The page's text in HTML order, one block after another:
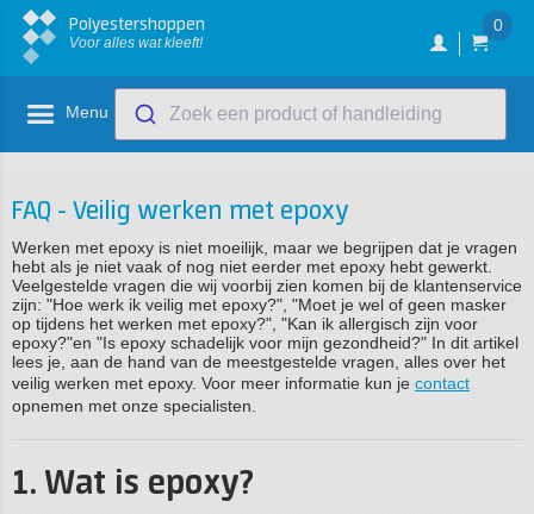
Polyestershoppen
Voor alles wat kleeft!
0
Menu Zoek een product of handleiding
FAQ - Veilig werken met epoxy
Werken met epoxy is niet moeilijk, maar we begrijpen dat je vragen
hebt als je niet vaak of nog niet eerder met epoxy hebt gewerkt.
Veelgestelde vragen die wij voorbij zien komen bij de klantenservice
zijn: "Hoe werk ik veilig met epoxy?", "Moet je wel of geen masker
op tijdens het werken met epoxy?", "Kan ik allergisch zijn voor
epoxy?"en "Is epoxy schadelijk voor mijn gezondheid?" In dit artikel
lees je, aan de hand van de meestgestelde vragen, alles over het
veilig werken met epoxy. Voor meer informatie kun je contact
opnemen met onze specialisten.
1. Wat is epoxy?